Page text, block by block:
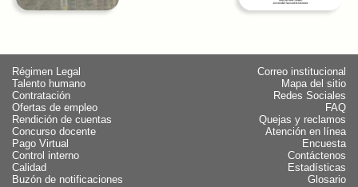
Régimen Legal
Talento humano
Contratación
Ofertas de empleo
Rendición de cuentas
Concurso docente
Pago Virtual
Control interno
Calidad
Buzón de notificaciones
Correo institucional
Mapa del sitio
Redes Sociales
FAQ
Quejas y reclamos
Atención en línea
Encuesta
Contáctenos
Estadísticas
Glosario